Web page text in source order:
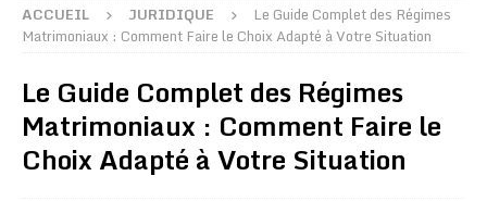
ACCUEIL JURIDIQUE
Le Guide Complet des Régimes
Matrimoniaux : Comment Faire le Choix Adapté à Votre Situation
Le Guide Complet des Régimes
Matrimoniaux : Comment Faire le
Choix Adapté à Votre Situation